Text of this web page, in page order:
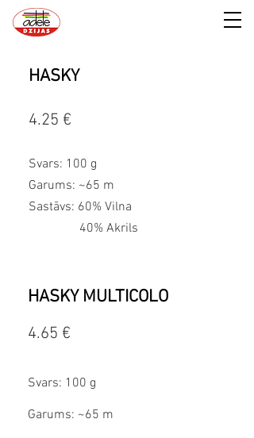
HASKY
4.25 €
Svars: 100 g
Garums: ~65 m
Sastāvs: 60% Vilna
40% Akrils
HASKY MULTICOLO
4.65 €
Svars: 100 g
Garums: ~65 m